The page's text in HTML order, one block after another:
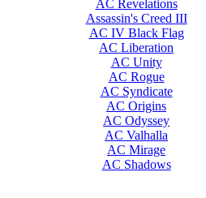
AC Revelations
Assassin's Creed III
AC IV Black Flag
AC Liberation
AC Unity
AC Rogue
AC Syndicate
AC Origins
AC Odyssey
AC Valhalla
AC Mirage
AC Shadows